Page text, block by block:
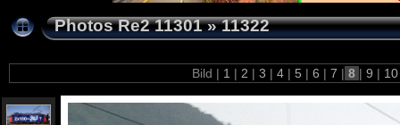
Photos Re2 11301»11322
Bild | 1 | 2 | 3 | 4 | 5 | 6 | 7 | 8 | 9 |